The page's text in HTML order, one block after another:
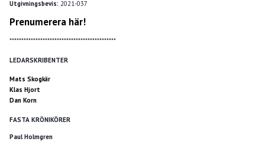
Utgivningsbevis: 2021-037
Prenumerera här!
*********************************************
LEDARSKRIBENTER
Mats Skogkär
Klas Hjort
Dan Korn
FASTA KRÖNIKÖRER
Paul Holmgren